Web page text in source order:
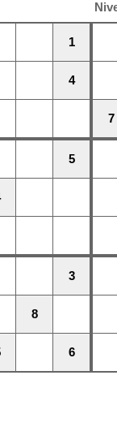
1
4
7
5
3
8
6